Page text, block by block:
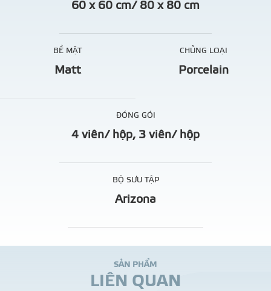
60 x 60 cm/ 80 x 80 cm
BỀ MẶT
Matt
CHỦNG LOẠI
Porcelain
ĐÓNG GÓI
4 viên/ hộp, 3 viên/ hộp
BỘ SƯU TẬP
Arizona
SẢN PHẨM
LIÊN QUAN